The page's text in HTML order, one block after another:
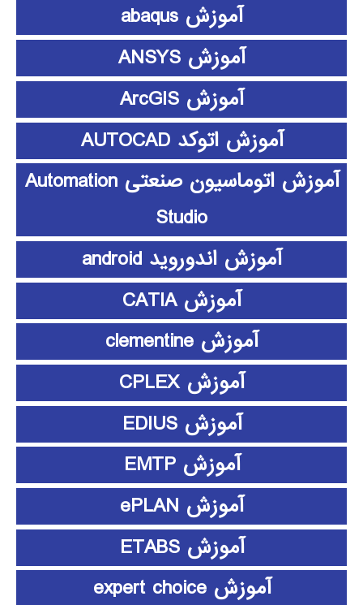
آموزش abaqus
آموزش ANSYS
آموزش ArcGIS
آموزش اتوکد AUTOCAD
آموزش اتوماسیون صنعتی Automation
Studio
آموزش اندوروید android
آموزش CATIA
آموزش clementine
آموزش CPLEX
آموزش EDIUS
آموزش EMTP
آموزش ePLAN
آموزش ETABS
آموزش expert choice